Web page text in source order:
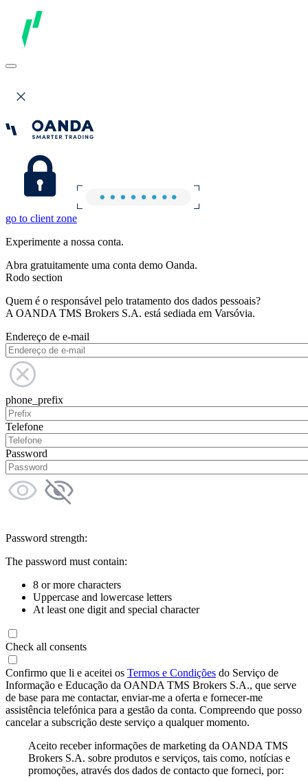
go to client zone
Experimente a nossa conta.
Abra gratuitamente uma conta demo Oanda.
Rodo section
Quem é o responsável pelo tratamento dos dados pessoais?
A OANDA TMS Brokers S.A. está sediada em Varsóvia.
Endereço de e-mail
phone_prefix
Telefone
Password
Password strength:
The password must contain:
8 or more characters
Uppercase and lowercase letters
At least one digit and special character
Check all consents
Confirmo que li e aceitei os Termos e Condições do Serviço de
Informação e Educação da OANDA TMS Brokers S.A., que serve
de base para me contactar, enviar-me a oferta e fornecer-me
assistência telefónica para a gestão da conta. Compreendo que posso
cancelar a subscrição deste serviço a qualquer momento.
Aceito receber informações de marketing da OANDA TMS
Brokers S.A. sobre produtos e serviços, tais como, notícias e
promoções, através dos dados de contacto que forneci, por: